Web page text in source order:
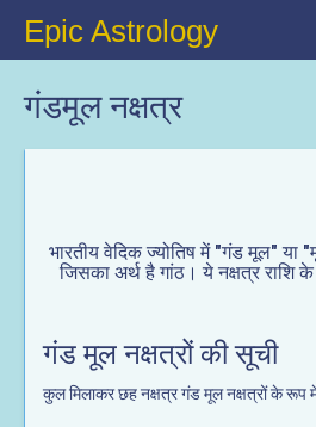
Epic Astrology
गंडमूल नक्षत्र
भारतीय वेदिक ज्योतिष में "गंड मूल" या
जिसका अर्थ है गांठ। ये नक्षत्र राशि
गंड मूल नक्षत्रों की सूची
कुल मिलाकर छह नक्षत्र गंड मूल नक्षत्रों के रूप में